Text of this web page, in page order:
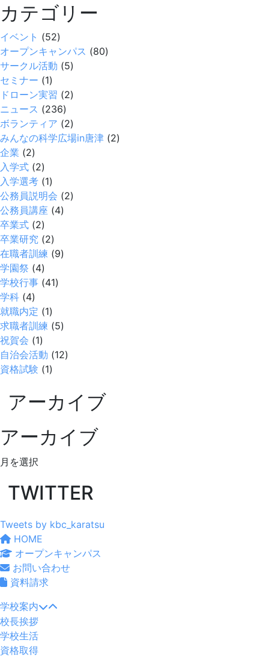
カテゴリー
イベント (52)
オープンキャンパス (80)
サークル活動 (5)
セミナー (1)
ドローン実習 (2)
ニュース (236)
ボランティア (2)
みんなの科学広場in唐津 (2)
企業 (2)
入学式 (2)
入学選考 (1)
公務員説明会 (2)
公務員講座 (4)
卒業式 (2)
卒業研究 (2)
在職者訓練 (9)
学園祭 (4)
学校行事 (41)
学科 (4)
就職内定 (1)
求職者訓練 (5)
祝賀会 (1)
自治会活動 (12)
資格試験 (1)
アーカイブ
アーカイブ
ア
カ
ブ
TWITTER
Tweets by kbc_karatsu
HOME
オープンキャンパス
お問い合わせ
資料請求
学校案内
校長挨拶
学校生活
資格取得